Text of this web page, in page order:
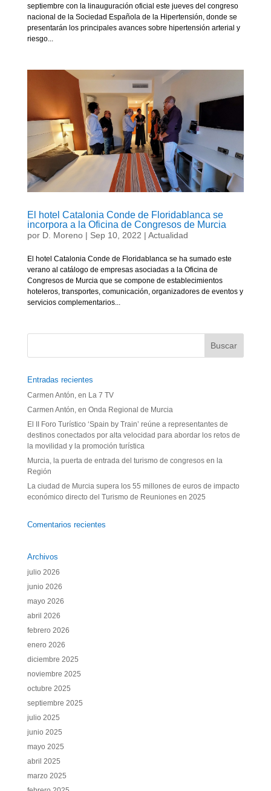
septiembre con la linauguración oficial este jueves del congreso
nacional de la Sociedad Española de la Hipertensión, donde se
presentarán los principales avances sobre hipertensión arterial y
riesgo...
El hotel Catalonia Conde de Floridablanca se
incorpora a la Oficina de Congresos de Murcia
por D. Moreno| Sep 10, 2022 | Actualidad
El hotel Catalonia Conde de Floridablanca se ha sumado este
verano al catálogo de empresas asociadas a la Oficina de
Congresos de Murcia que se compone de establecimientos
hoteleros, transportes, comunicación, organizadores de eventos y
servicios complementarios...
Entradas recientes
Carmen Antón, en La 7 TV
Carmen Antón, en Onda Regional de Murcia
El II Foro Turístico ‘Spain by Train’ reúne a representantes de
destinos conectados por alta velocidad para abordar los retos de
la movilidad y la promoción turística
Murcia, la puerta de entrada del turismo de congresos en la
Región
La ciudad de Murcia supera los 55 millones de euros de impacto
económico directo del Turismo de Reuniones en 2025
Comentarios recientes
Archivos
julio 2026
junio 2026
mayo 2026
abril 2026
febrero 2026
enero 2026
diciembre 2025
noviembre 2025
octubre 2025
septiembre 2025
julio 2025
junio 2025
mayo 2025
abril 2025
marzo 2025